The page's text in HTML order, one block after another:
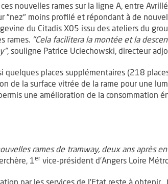
nouvelles rames sur la ligne A, entre
"nez" moins profilé et répondant à de
du Citadis X05 issu des ateliers du
rames. "Cela facilitera la montée et la
, souligne Patrice Uciechowski, directeur
quelques places supplémentaires (218
de la surface vitrée de la rame pour une
une amélioration de la consommation
rames de tramway, deux ans après
1er vice-président d’Angers Loire
par les services de l’Etat reste à